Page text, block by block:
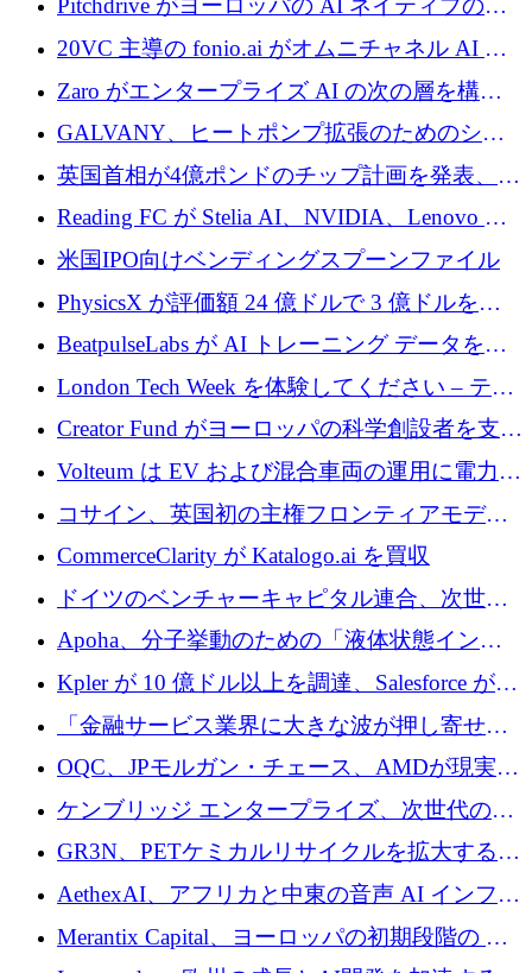
Pitchdrive がヨーロッパの AI ネイティブの創
業者を支援するために 6,000 万ユーロを調達
20VC 主導の fonio.ai がオムニチャネル AI プ
ラットフォームのために 1,700 万ドルを調達
Zaro がエンタープライズ AI の次の層を構築
するために 510 万ドルを獲得
GALVANY、ヒートポンプ拡張のためのシー
ドラウンドで1,000万ユーロを確保
英国首相が4億ポンドのチップ計画を発表、英
国の新興企業は「ここで拡大」し「ここに留
まる」
Reading FC が Stelia AI、NVIDIA、Lenovo と
協力して AI Center of Excellence を立ち上げ
米国IPO向けベンディングスプーンファイル
PhysicsX が評価額 24 億ドルで 3 億ドルを調
達
BeatpulseLabs が AI トレーニング データを拡
張するために 180 万ドルのプレシードを調達
London Tech Week を体験してください – テク
ノロジーがヨーロッパのイノベーションの未
来を形作る場所
Creator Fund がヨーロッパの科学創設者を支援
するために 5,600 万ドルを調達
Volteum は EV および混合車両の運用に電力を
供給するために 250 万ユーロを寄付
コサイン、英国初の主権フロンティアモデル
で業界の支援を確保
CommerceClarity が Katalogo.ai を買収
ドイツのベンチャーキャピタル連合、次世代
スタートアップの成長に向けて機関投資家へ
の資本シフトを呼びかけ
Apoha、分子挙動のための「液体状態インテ
リジェンス」を構築するために3,600万ドルを
かけてステルス状態から出現
Kpler が 10 億ドル以上を調達、Salesforce が
Contentful を買収、Built in Europe キャンペー
ンを開始
「金融サービス業界に大きな波が押し寄せて
いる」と「欧州初のAIネイティブ銀行」のボ
スが語る
OQC、JPモルガン・チェース、AMDが現実世
界のフィンテック・アプリケーションを探索
するためにQuantum-AIデータセンターを立ち
上げ
ケンブリッジ エンタープライズ、次世代のデ
ィープテック創設者向けにロンドンの出発点
を構築
GR3N、PETケミカルリサイクルを拡大するた
めにシリーズBで1,550万ユーロを調達
AethexAI、アフリカと中東の音声 AI インフラ
ストラクチャを構築するために 300 万ドルを
Merantix Capital、ヨーロッパの初期段階の AI
スタートアップ向けに 1 億 300 万ユーロのフ